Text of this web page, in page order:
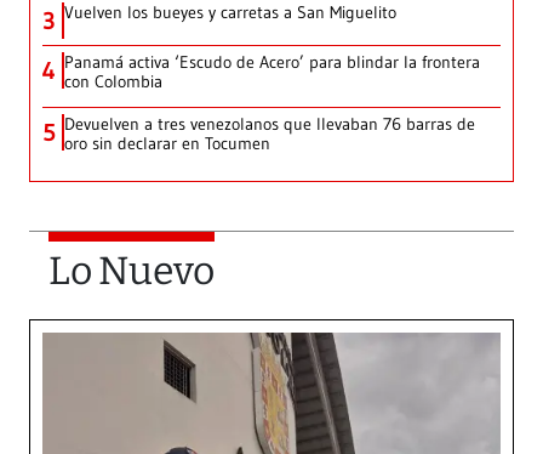
3 Vuelven los bueyes y carretas a San Miguelito
4 Panamá activa ‘Escudo de Acero’ para blindar la frontera
con Colombia
5 Devuelven a tres venezolanos que llevaban 76 barras de
oro sin declarar en Tocumen
Lo Nuevo